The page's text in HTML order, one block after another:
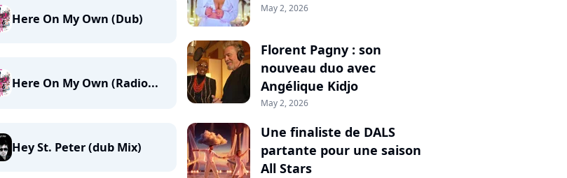
Here On My Own (Dub)
Here On My Own (Radio...
Hey St. Peter (dub Mix)
May 2, 2026
Florent Pagny : son
nouveau duo avec
Angélique Kidjo
May 2, 2026
Une finaliste de DALS
partante pour une saison
All Stars